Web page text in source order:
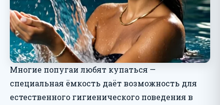
Многие попугаи любят купаться —
специальная ёмкость даёт возможность для
естественного гигиенического поведения в